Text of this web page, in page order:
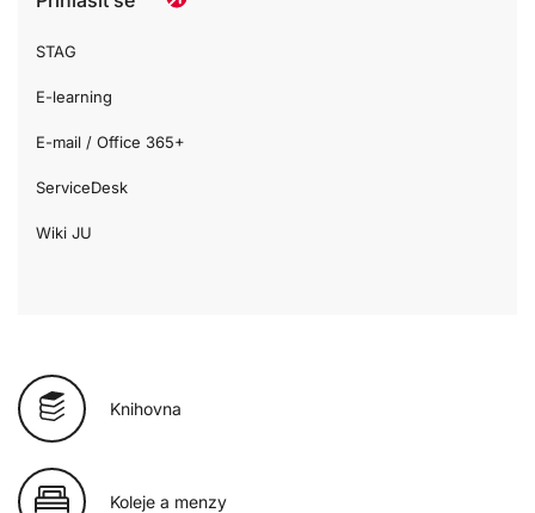
STAG
E-learning
E-mail / Office 365+
ServiceDesk
Wiki JU
Knihovna
Koleje a menzy